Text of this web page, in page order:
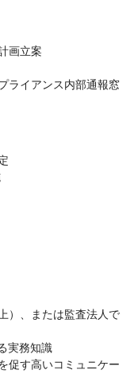
画立案
ライアンス内部通報窓
）、または監査法人で
実務知識
促す高いコミュニケー